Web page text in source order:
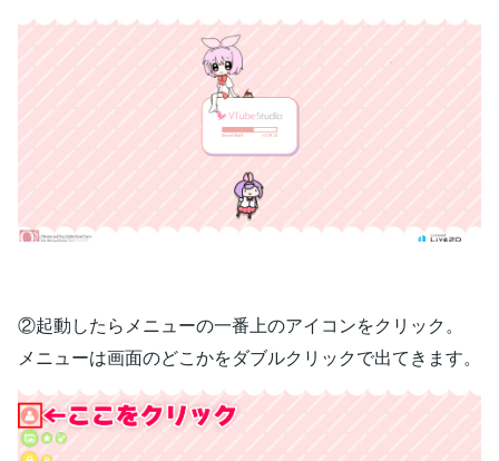
②起動したらメニューの一番上のアイコンをクリック。
メニューは画面のどこかをダブルクリックで出てきます。